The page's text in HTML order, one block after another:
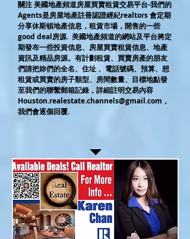
關注 美國地產頻道房屋買賣租賃交易平台-我們的
Agents是房屋地產註冊認證經紀realtors 會定期
分享休斯頓地產信息，租賃市場，開售的一些
good deal房源. 美國地產頻道的網站及平台將定
期發布一些投資信息、房屋買賣租賃信息、地產
資訊及精品房源。有計劃租賃、買賣房產的朋友
們請把妳們的全名、住址 、電話號碼、預算、想
租賃或買賣的房子類型、房間數量、目標地點發
至我們的聯繫郵箱記錄，詳細註明交易內容
Houston.realestate.channels@gmail.com ，
我們會逐個回覆.